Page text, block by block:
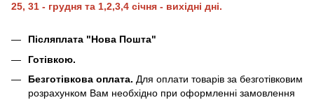
25, 31 - грудня та 1,2,3,4 січня - вихідні дні.
Післяплата "Нова Пошта"
Готівкою.
Безготівкова оплата. Для оплати товарів за безготівковим
розрахунком Вам необхідно при оформленні замовлення